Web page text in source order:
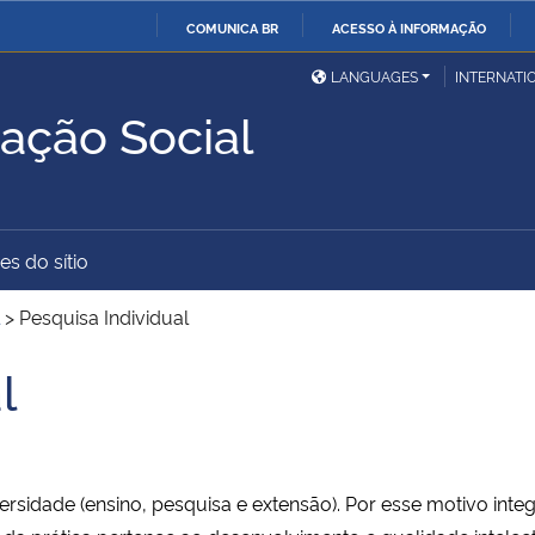
COMUNICA BR ACESSO À INFORMAÇÃO
Ministério da Defesa
Ministério das Relações
Exteriores
Ministério da Cidadania
Ministério do
Desenvolvimento Regional
LANGUAGES
Social
do sítio
> Pesquisa Individual
(ensino, pesquisa e extensão). Por esse motivo